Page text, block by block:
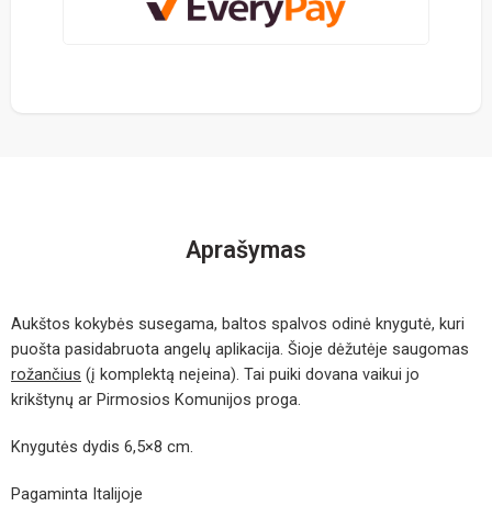
Aprašymas
Aukštos kokybės susegama, baltos spalvos odinė knygutė, kuri
puošta pasidabruota angelų aplikacija. Šioje dėžutėje saugomas
rožančius (į komplektą neįeina). Tai puiki dovana vaikui jo
krikštynų ar Pirmosios Komunijos proga.
Knygutės dydis 6,5×8 cm.
Pagaminta Italijoje